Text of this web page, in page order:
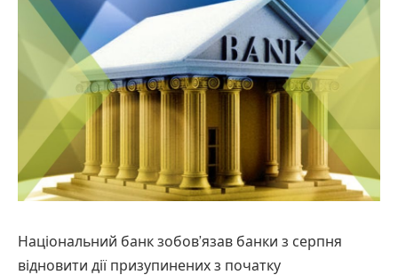
Національний банк зобов’язав банки з серпня
відновити дії призупинених з початку